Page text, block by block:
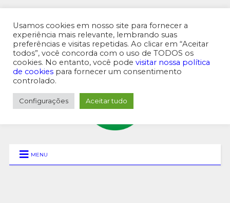
MENU SUPERIOR
MENU
Usamos cookies em nosso site para fornecer a
experiência mais relevante, lembrando suas
preferências e visitas repetidas. Ao clicar em “Aceitar
todos”, você concorda com o uso de TODOS os
cookies. No entanto, você pode visitar nossa política
de cookies para fornecer um consentimento
controlado.
Configurações Aceitar tudo